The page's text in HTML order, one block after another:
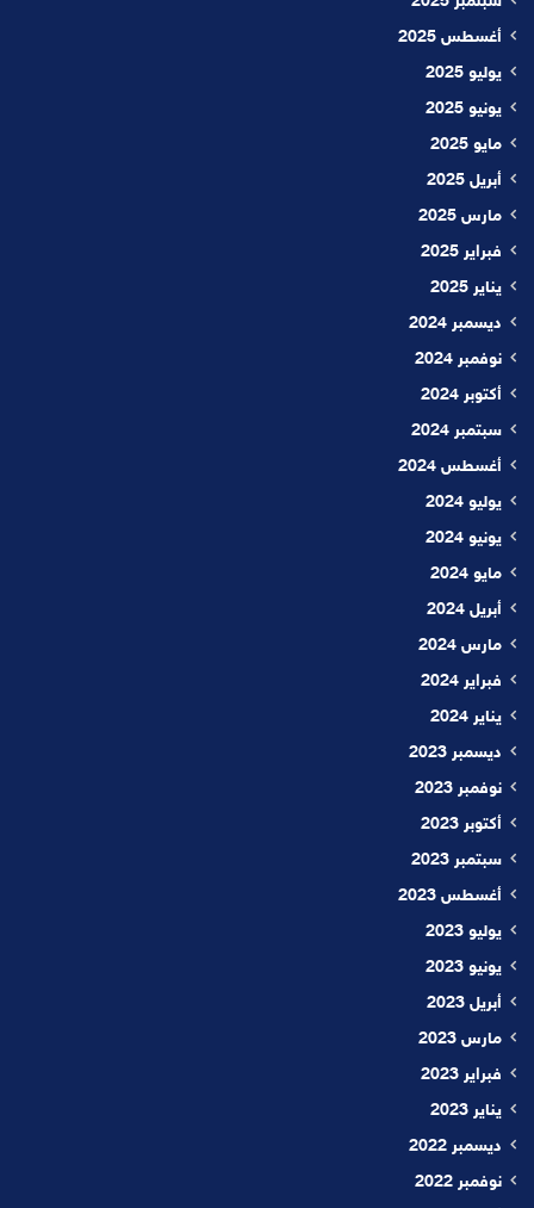
أغسطس 2025
يوليو 2025
يونيو 2025
مايو 2025
أبريل 2025
مارس 2025
فبراير 2025
يناير 2025
ديسمبر 2024
نوفمبر 2024
أكتوبر 2024
سبتمبر 2024
أغسطس 2024
يوليو 2024
يونيو 2024
مايو 2024
أبريل 2024
مارس 2024
فبراير 2024
يناير 2024
ديسمبر 2023
نوفمبر 2023
أكتوبر 2023
سبتمبر 2023
أغسطس 2023
يوليو 2023
يونيو 2023
أبريل 2023
مارس 2023
فبراير 2023
يناير 2023
ديسمبر 2022
نوفمبر 2022